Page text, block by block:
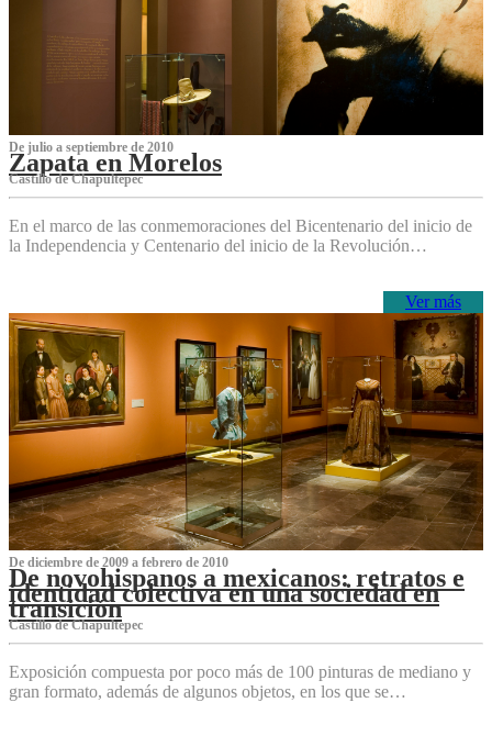
De julio a septiembre de 2010
Zapata en Morelos
Castillo de Chapultepec
En el marco de las conmemoraciones del Bicentenario del inicio de
la Independencia y Centenario del inicio de la Revolución…
Ver más
De diciembre de 2009 a febrero de 2010
De novohispanos a mexicanos: retratos e
identidad colectiva en una sociedad en
transición
Castillo de Chapultepec
Exposición compuesta por poco más de 100 pinturas de mediano y
gran formato, además de algunos objetos, en los que se…